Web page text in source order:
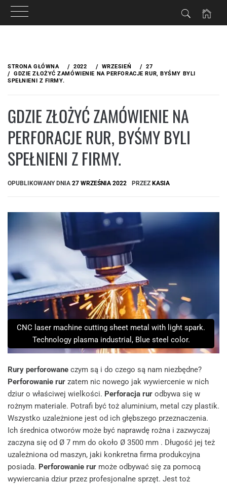
treści
STRONA GŁÓWNA 2022 WRZESIEŃ
27
GDZIE ZŁOŻYĆ ZAMÓWIENIE NA PERFORACJE RUR, BYŚMY BYLI
SPEŁNIENI Z FIRMY.
GDZIE ZŁOŻYĆ ZAMÓWIENIE NA
PERFORACJE RUR, BYŚMY BYLI
SPEŁNIENI Z FIRMY.
OPUBLIKOWANY DNIA 27 WRZEŚNIA 2022 PRZEZ KASIA
CNC laser machine cutting sheet metal with light spark.
Technology plasma industrial, Blue steel color.
Rury perforowane czym są i do czego są nam niezbędne?
Perforowanie rur zatem nic nowego jak wywiercenie w nich
dziur o właściwej wielkości. Perforacja rur odbywa się w
rożnym materiale. Potrafi być toż aluminium, metal czy plastik.
Wszystko uzależnione jest od ich głębszego przeznaczenia.
Ich średnica otworów może być naprawdę rożna i zazwyczaj
zaczyna się od Ø 7 mm do około Ø 3500 mm . Długość jej też
uzależniona od maszyn, jaki konkretna firma produkcyjna
posiada. Perforowanie rur może odbywać się za pomocą
wywiercania dziur przez profesjonalne sprzęt. Jest toż